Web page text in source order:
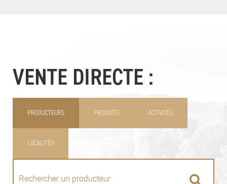
VENTE DIRECTE :
PRODUCTEURS PRODUITS ACTIVITÉS
LOCALITÉS